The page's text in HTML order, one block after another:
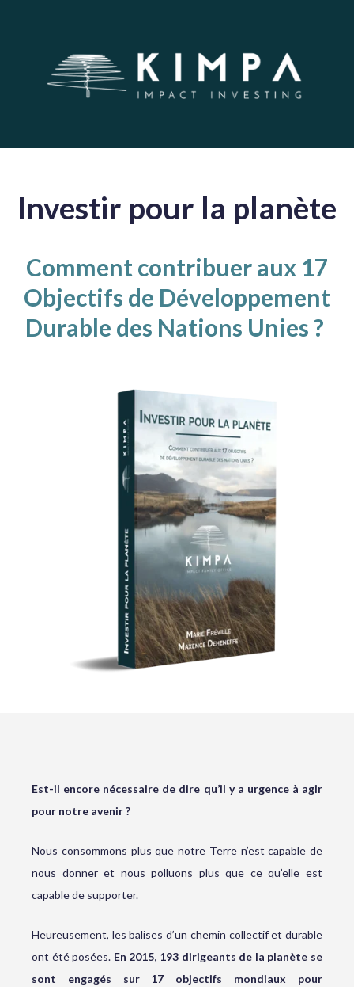
Investir pour la planète
Comment contribuer aux 17
Objectifs de Développement
Durable des Nations Unies ?
Est-il encore nécessaire de dire qu’il y a urgence à agir
pour notre avenir ?
Nous consommons plus que notre Terre n’est capable de
nous donner et nous polluons plus que ce qu’elle est
capable de supporter.
Heureusement, les balises d’un chemin collectif et durable
ont été posées. En 2015, 193 dirigeants de la planète se
sont engagés sur 17 objectifs mondiaux pour